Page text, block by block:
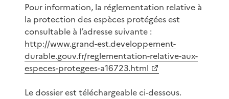
Pour information, la réglementation relative à
la protection des espèces protégées est
consultable à l’adresse suivante :
http://www.grand-est.developpement-
durable.gouv.fr/reglementation-relative-aux-
especes-protegees-a16723.html
Le dossier est téléchargeable ci-dessous.